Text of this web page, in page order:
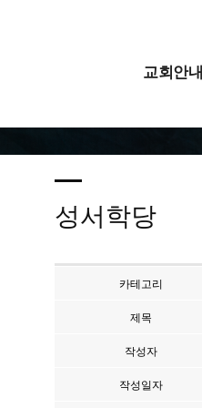
교회안내
성서학당
카테고리
제목
작성자
작성일자